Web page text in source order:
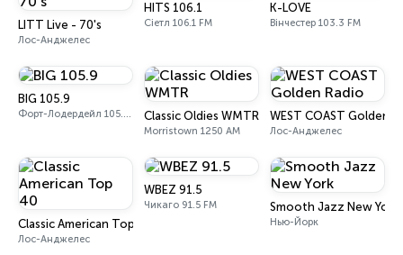
LITT Live - 70's
Лос-Анджелес
HITS 106.1
Сіетл 106.1 FM
K-LOVE
Вінчестер 103.3 FM
BIG 105.9
Форт-Лодердейл 105.9 FM Classic Oldies WMTR
Morristown 1250 AM
WEST COAST Golden
Лос-Анджелес
Classic American Top 40
Лос-Анджелес
WBEZ 91.5
Чикаго 91.5 FM Smooth Jazz New York
Нью-Йорк